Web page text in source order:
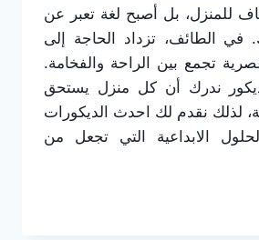
للمنزل، بل أصبح لغة تعبر عن
الطائف، تزداد الحاجة إلى
تجمع بين الراحة والفخامة.
ندرك أن كل منزل يستحق
لذلك نقدم لك احدث الديكورات
الابداعية التي تجعل من